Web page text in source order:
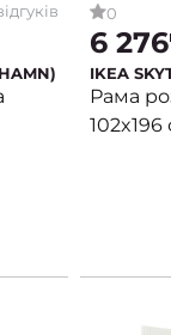
0
6 276
IKEA
Рама
102x196